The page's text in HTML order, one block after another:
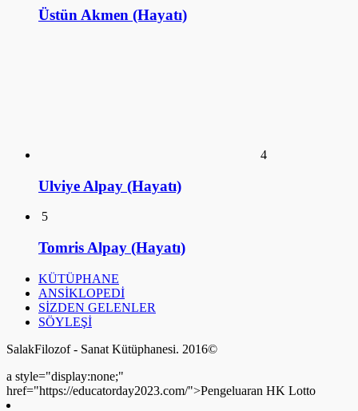
Üstün Akmen (Hayatı)
4
Ulviye Alpay (Hayatı)
5
Tomris Alpay (Hayatı)
KÜTÜPHANE
ANSİKLOPEDİ
SİZDEN GELENLER
SÖYLEŞİ
SalakFilozof - Sanat Kütüphanesi. 2016©
a style="display:none;"
href="https://educatorday2023.com/">Pengeluaran HK Lotto